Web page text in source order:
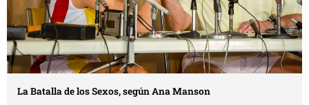
La Batalla de los Sexos, según Ana Manson